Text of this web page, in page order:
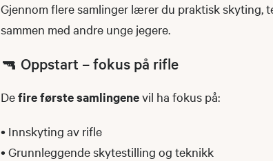
Gjennom flere samlinger lærer du praktisk skyting,
sammen med andre unge jegere.
🔫 Oppstart – fokus på rifle
Defire første samlingenevil ha fokus på:
• Innskyting av rifle
• Grunnleggende skytestilling og teknikk